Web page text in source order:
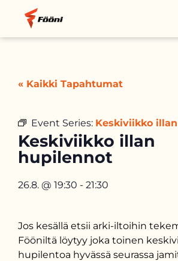
« Kaikki Tapahtumat
Event Series: Keskiviikko
Keskiviikko illan
hupilennot
26.8. @ 19:30 - 21:30
Jos kesällä etsii arki-iltoihin
Fööniltä löytyy joka toinen
hupilentoa hyvässä seurassa